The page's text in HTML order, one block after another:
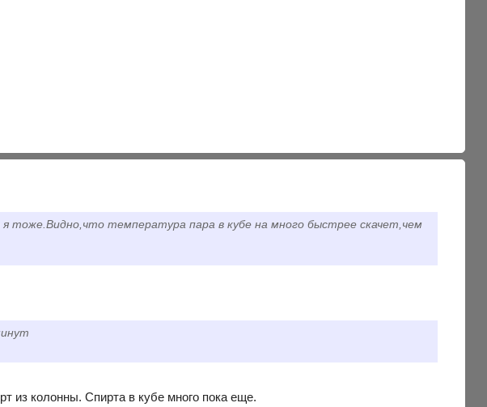
тоже.Видно,что температура пара в кубе на много быстрее скачет,чем
колонны. Спирта в кубе много пока еще.